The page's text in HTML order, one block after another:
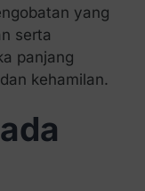
yang
serta
panjang
kehamilan.